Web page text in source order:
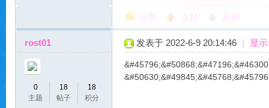
回复 支持 反对
rost01
0
主题
18
帖子
18
积分
发表于 2022-6-9 20:14:46 | 显